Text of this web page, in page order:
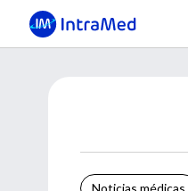
Noticias médicas